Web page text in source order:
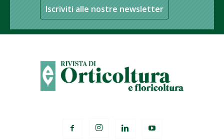
Iscriviti alle nostre newsletter